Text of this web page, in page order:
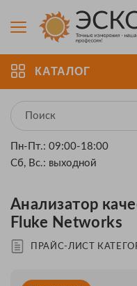
КАТАЛОГ
Пн-Пт.: 09:00-18:00
Сб, Вс.: выходной
Анализатор
Fluke Networks
ПРАЙС-ЛИСТ